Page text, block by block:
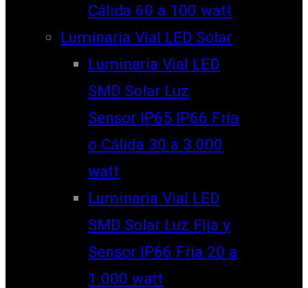
Cálida 60 a 100 watt
Luminaria Vial LED Solar
Luminaria Vial LED
SMD Solar Luz
Sensor IP65 IP66 Fría
o Cálida 30 a 3.000
watt
Luminaria Vial LED
SMD Solar Luz Fija y
Sensor IP66 Fría 20 a
1.000 watt